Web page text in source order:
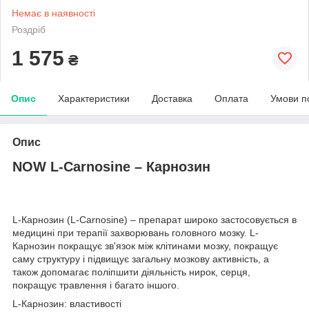
Немає в наявності
Роздріб
1 575 ₴
Опис Характеристики Доставка Оплата Умови
Опис
NOW L-Carnosine – Карнозин
L-Карнозин (L-Carnosine) – препарат широко застосовується в
медицині при терапії захворювань головного мозку. L-
Карнозин покращує зв'язок між клітинами мозку, покращує
саму структуру і підвищує загальну мозкову активність, а
також допомагає поліпшити діяльність нирок, серця,
покращує травлення і багато іншого.
L-Карнозин: властивості